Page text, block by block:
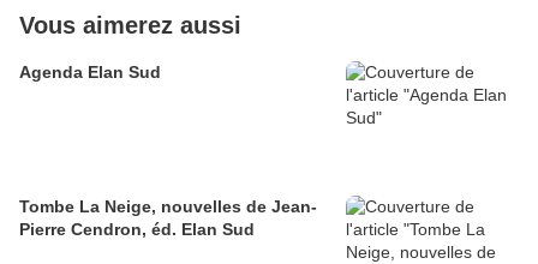
Vous aimerez aussi
Agenda Elan Sud
Tombe La Neige, nouvelles de Jean-
Pierre Cendron, éd. Elan Sud